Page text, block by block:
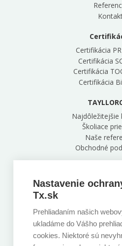
Certifikácia
Certifikácia
Certifikácia
Certifikácia
Najdôležitejšie
Školiace
Naše
Obchodné
Zelinárska 6,
Sledujte
Nastavenie
Tx.sk
Prehliadaním našich
ukladáme do Vášho
cookies. Niektoré sú